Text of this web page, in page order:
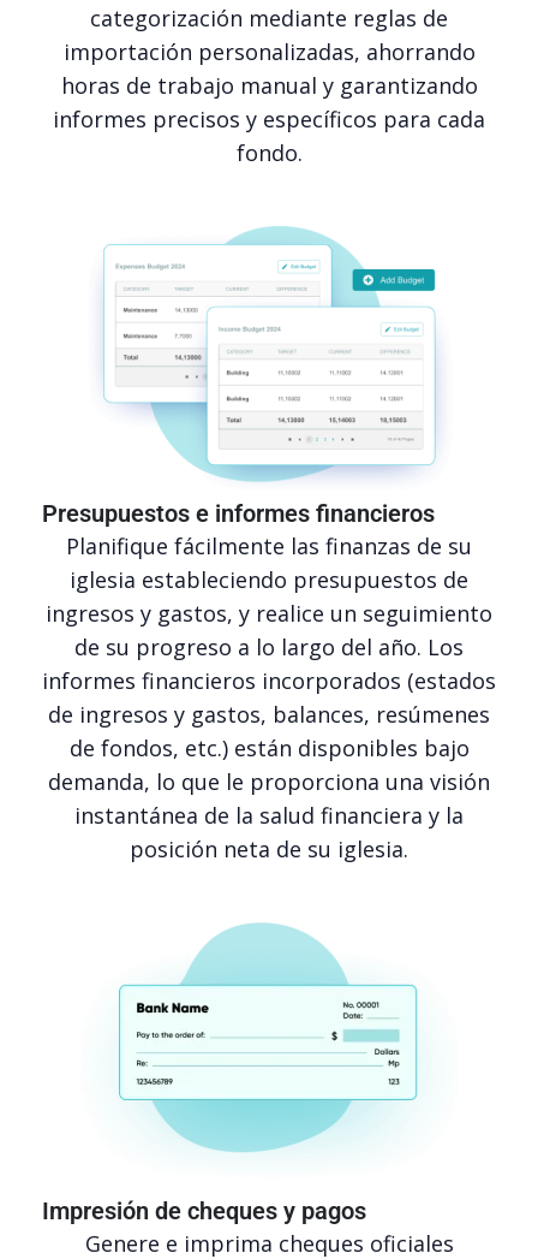
categorización mediante reglas de
importación personalizadas, ahorrando
horas de trabajo manual y garantizando
informes precisos y específicos para cada
fondo.
Presupuestos e informes financieros
Planifique fácilmente las finanzas de su
iglesia estableciendo presupuestos de
ingresos y gastos, y realice un seguimiento
de su progreso a lo largo del año. Los
informes financieros incorporados (estados
de ingresos y gastos, balances, resúmenes
de fondos, etc.) están disponibles bajo
demanda, lo que le proporciona una visión
instantánea de la salud financiera y la
posición neta de su iglesia.
Impresión de cheques y pagos
Genere e imprima cheques oficiales